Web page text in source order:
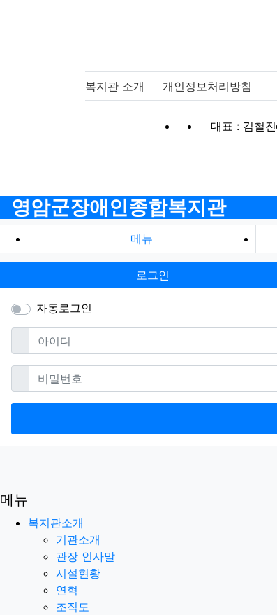
복지관 소개 개인정보처리방침
대표 : 김철진
영암군장애인종합복지관
메뉴
로그인
자동로그인
아이디필수
비밀번호필수
메뉴
복지관소개
기관소개
관장 인사말
시설현황
연혁
조직도